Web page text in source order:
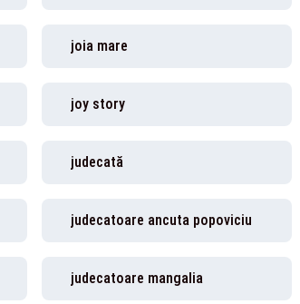
joia mare
joy story
judecată
judecatoare ancuta popoviciu
judecatoare mangalia